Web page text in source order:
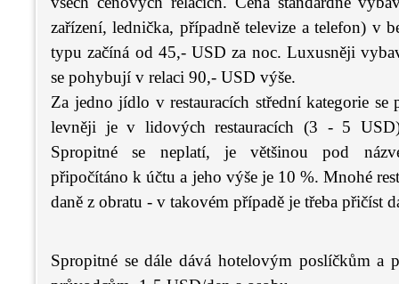
zařízení, lednička, případně televize a telefon) v
typu začíná od 45,- USD za noc. Luxusněji
se pohybují v relaci 90,- USD výše.
Za jedno jídlo v restauracích střední kategorie
levněji je v lidových restauracích (3 - 5
Spropitné se neplatí, je většinou pod
připočítáno k účtu a jeho výše je 10 %. Mnohé
daně z obratu - v takovém případě je třeba přičíst
Spropitné se dále dává hotelovým poslíčkům a